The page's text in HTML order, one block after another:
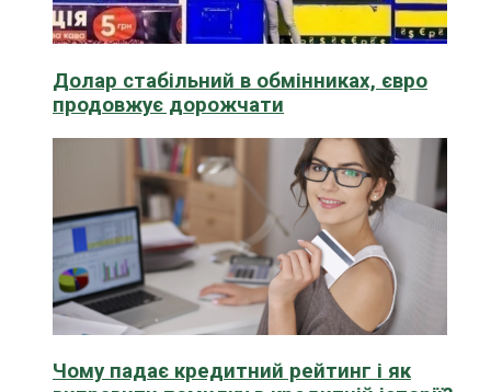
Долар стабільний в обмінниках, євро
продовжує дорожчати
Чому падає кредитний рейтинг і як